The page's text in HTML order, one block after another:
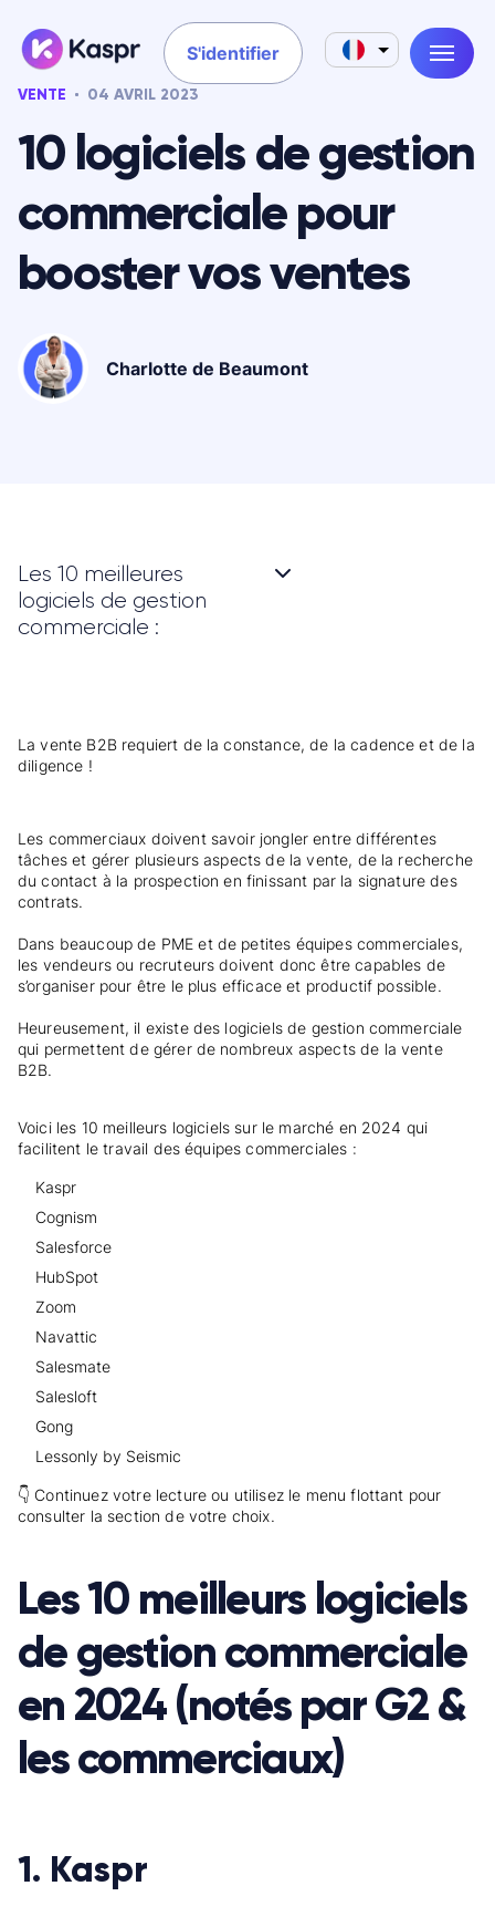
S'identifier
VENTE 04 AVRIL 2023
10 logiciels de gestion
commerciale pour
booster vos ventes
Charlotte de Beaumont
Les 10 meilleures
logiciels de gestion
commerciale :
La vente B2B requiert de la constance, de la cadence et de la
diligence !
Les commerciaux doivent savoir jongler entre différentes
tâches et gérer plusieurs aspects de la vente, de la recherche
du contact à la prospection en finissant par la signature des
contrats.
Dans beaucoup de PME et de petites équipes commerciales,
les vendeurs ou recruteurs doivent donc être capables de
s’organiser pour être le plus efficace et productif possible.
Heureusement, il existe des logiciels de gestion commerciale
qui permettent de gérer de nombreux aspects de la vente
B2B.
Voici les 10 meilleurs logiciels sur le marché en 2024 qui
facilitent le travail des équipes commerciales :
Kaspr
Cognism
Salesforce
HubSpot
Zoom
Navattic
Salesmate
Salesloft
Gong
Lessonly by Seismic
👇 Continuez votre lecture ou utilisez le menu flottant pour
consulter la section de votre choix.
Les 10 meilleurs logiciels
de gestion commerciale
en 2024 (notés par G2 &
les commerciaux)
1. Kaspr